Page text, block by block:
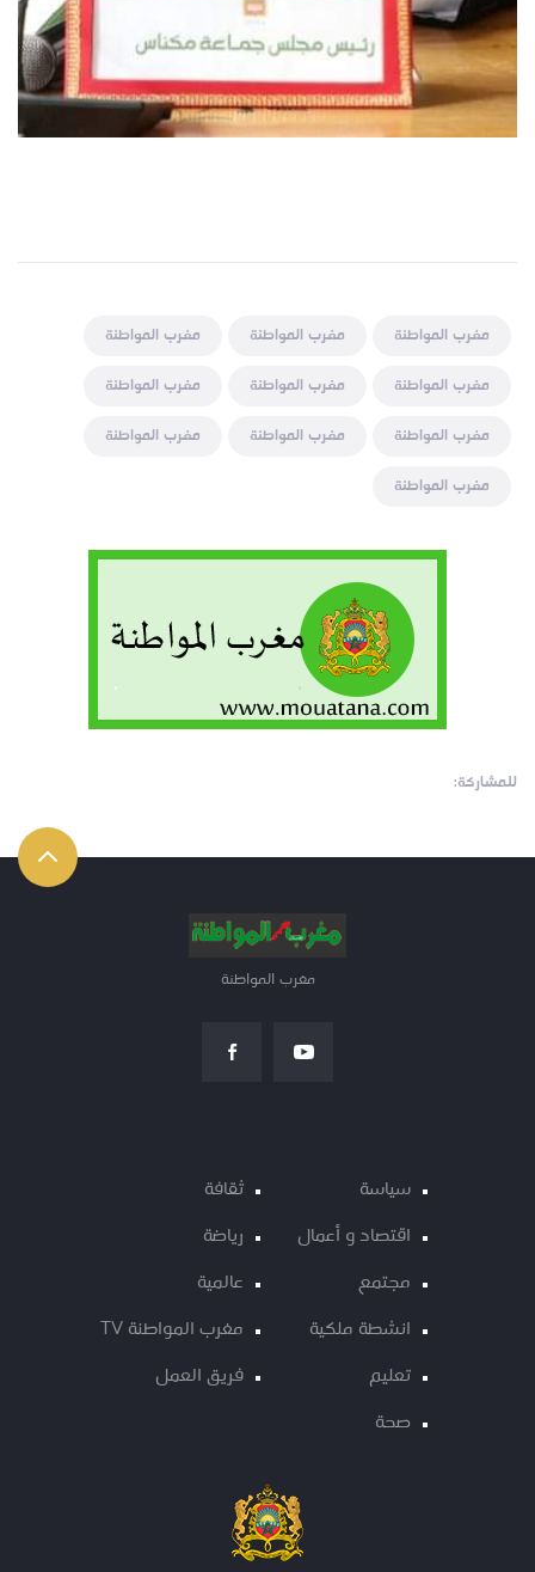
مغرب المواطنة مغرب المواطنة
مغرب المواطنة
مغرب المواطنة
مغرب المواطنة
مغرب المواطنة
مغرب المواطنة
مغرب المواطنة
مغرب المواطنة
مغرب المواطنة
للمشاركة:
مغرب المواطنة
سياسة
اقتصاد و أعمال
مجتمع
انشطة ملكية
تعليم
صحة
ثقافة
رياضة
عالمية
مغرب المواطنة TV
فريق العمل